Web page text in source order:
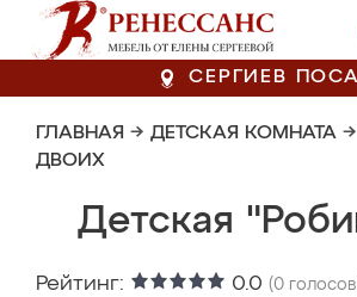
СЕРГИЕВ
ГЛАВНАЯ → ДЕТСКАЯ КОМНАТА →
ДВОИХ
Детская
Рейтинг: 0.0 (0